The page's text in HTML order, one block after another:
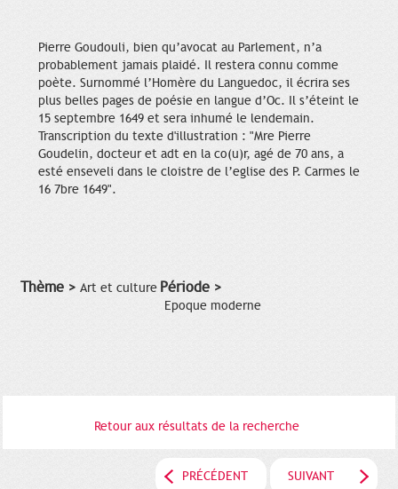
Pierre Goudouli, bien qu’avocat au Parlement, n’a
probablement jamais plaidé. Il restera connu comme
poète. Surnommé l’Homère du Languedoc, il écrira ses
plus belles pages de poésie en langue d’Oc. Il s’éteint le
15 septembre 1649 et sera inhumé le lendemain.
Transcription du texte d'illustration : "Mre Pierre
Goudelin, docteur et adt en la co(u)r, agé de 70 ans, a
esté enseveli dans le cloistre de l’eglise des P. Carmes le
16 7bre 1649".
Thème > Art et culture Période >
Epoque moderne
Retour aux résultats de la recherche
PRÉCÉDENT SUIVANT